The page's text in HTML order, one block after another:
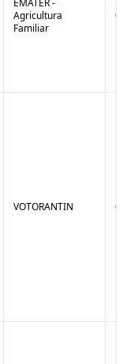
EMATER -
Agricultura
Familiar
VOTORANTIN